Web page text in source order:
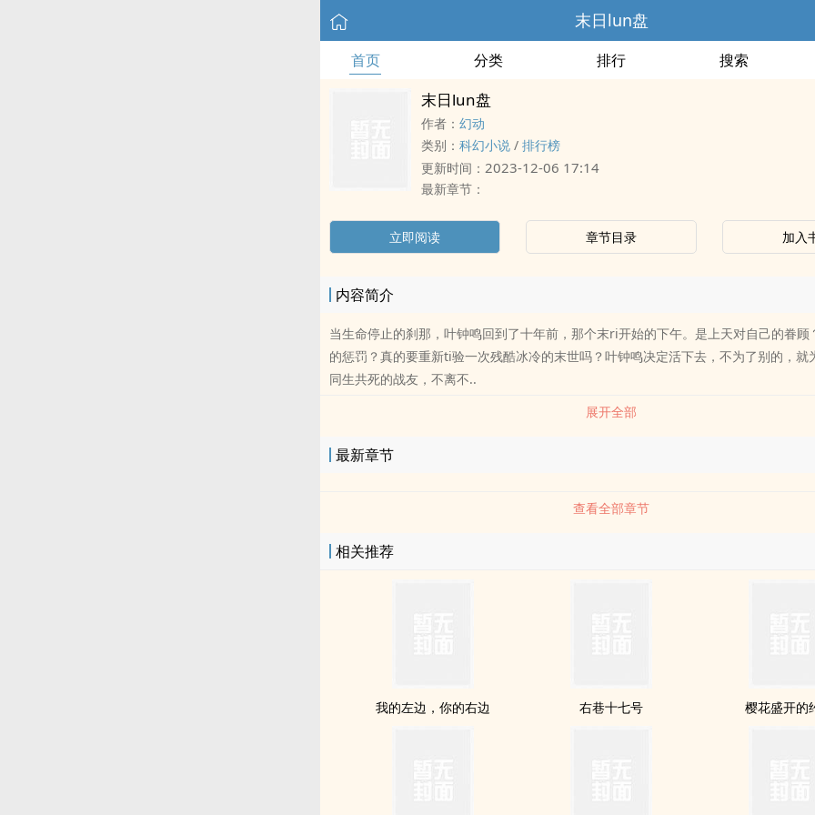
末日lun盘
首页 分类 排行 搜索
末日lun盘
作者： 幻动
类别： 科幻小说 / 排行榜
更新时间： 2023-12-06 17:14
最新章节：
立即阅读 章节目录 加入
内容简介
当生命停止的刹那，叶钟鸣回到了十年前，那个末ri开始的下午。是上天对自己的眷顾
的惩罚？真的要重新ti验一次残酷冰冷的末世吗？叶钟鸣决定活下去，不为了别的，就
同生共死的战友，不离不..
展开全部
最新章节
查看全部章节
相关推荐
我的左边，你的右边 右巷十七号 樱花盛开的